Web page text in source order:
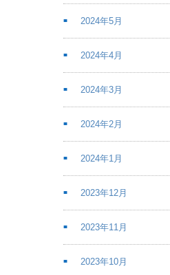
2024年5月
2024年4月
2024年3月
2024年2月
2024年1月
2023年12月
2023年11月
2023年10月